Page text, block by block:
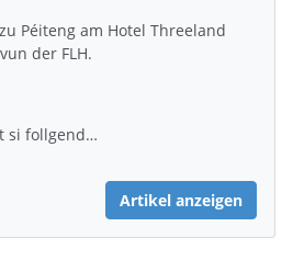
Péiteng am Hotel Threeland
der FLH.
si follgend…
Artikel anzeigen